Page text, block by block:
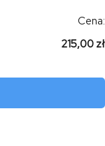
Cena:
215,00 zł